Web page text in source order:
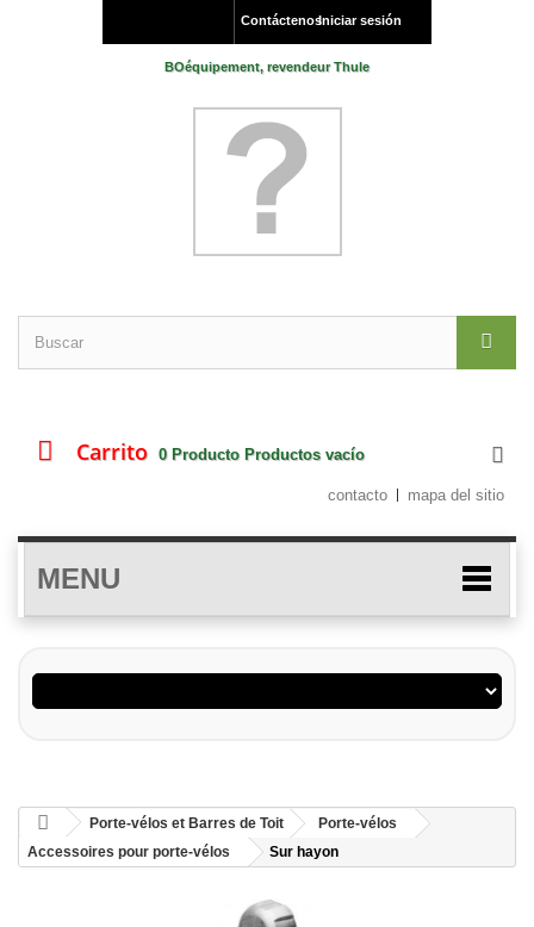
Iniciar sesión
Contáctenos
BOéquipement, revendeur Thule
Carrito 0 Producto Productos vacío
contacto mapa del sitio
MENU
Porte-vélos et Barres de Toit
Porte-vélos
Accessoires pour porte-vélos
Sur hayon